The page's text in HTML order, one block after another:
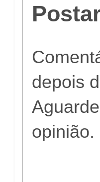
depois
opinião.